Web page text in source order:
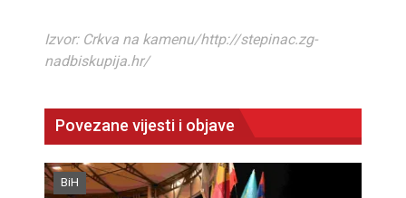
Izvor: Crkva na kamenu/http://stepinac.zg-
nadbiskupija.hr/
Povezane vijesti i objave
BiH